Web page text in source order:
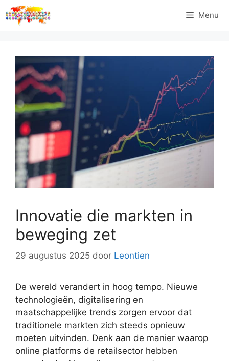
Ga
naar
Menu
Innovatie die markten in
beweging zet
29 augustus 2025 door Leontien
De wereld verandert in hoog tempo. Nieuwe
technologieën, digitalisering en
maatschappelijke trends zorgen ervoor dat
traditionele markten zich steeds opnieuw
moeten uitvinden. Denk aan de manier waarop
online platforms de retailsector hebben